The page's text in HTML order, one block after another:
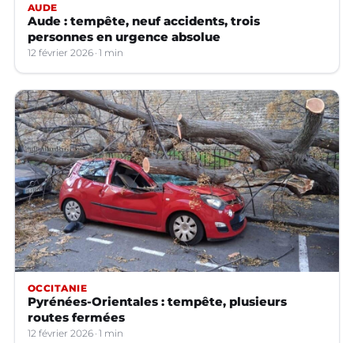
AUDE
Aude : tempête, neuf accidents, trois
personnes en urgence absolue
12 février 2026 1 min
OCCITANIE
Pyrénées-Orientales : tempête, plusieurs
routes fermées
12 février 2026 1 min